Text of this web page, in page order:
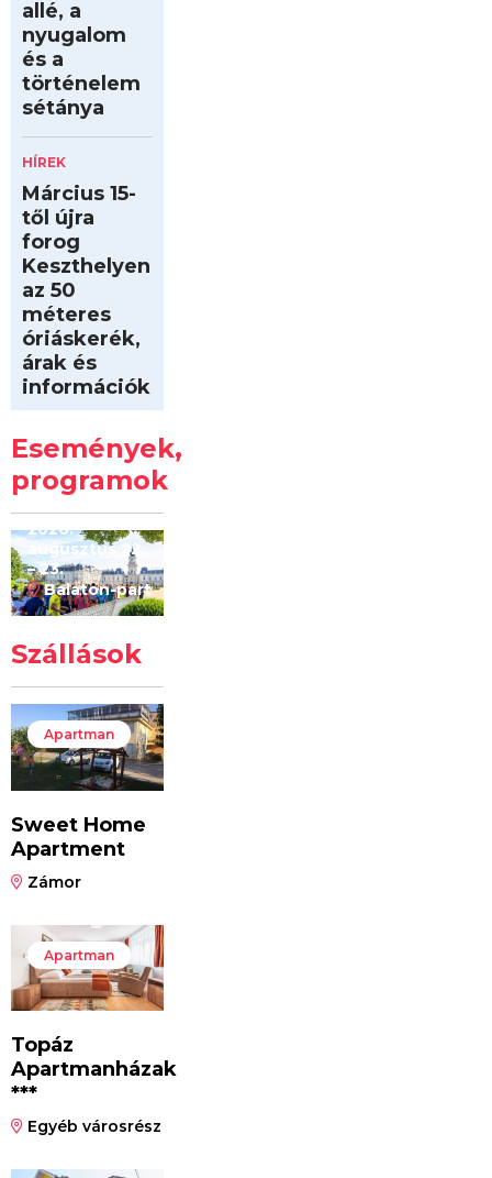
allé, a
nyugalom
és a
történelem
sétánya
HÍREK
Március 15-
től újra
forog
Keszthelyen
az 50
méteres
óriáskerék,
árak és
információk
Események,
programok
Kilóméterek
2026
2026.
augusztus 22
– 23.
Balaton-part
Szállások
Apartman
Sweet Home
Apartment
Zámor
Apartman
Topáz
Apartmanházak
***
Egyéb városrész